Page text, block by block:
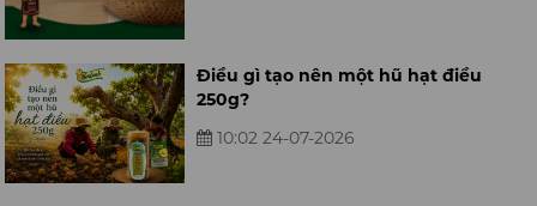
Điều gì tạo nên một hũ hạt điều
250g?
10:02 24-07-2026